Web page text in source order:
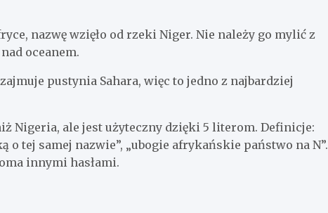
nazwę wzięło od rzeki Niger. Nie należy go mylić z
oceanem.
pustynia Sahara, więc to jedno z najbardziej
Nigeria, ale jest użyteczny dzięki 5 literom. Definicje:
o tej samej nazwie”, „ubogie afrykańskie państwo na N”.
innymi hasłami.